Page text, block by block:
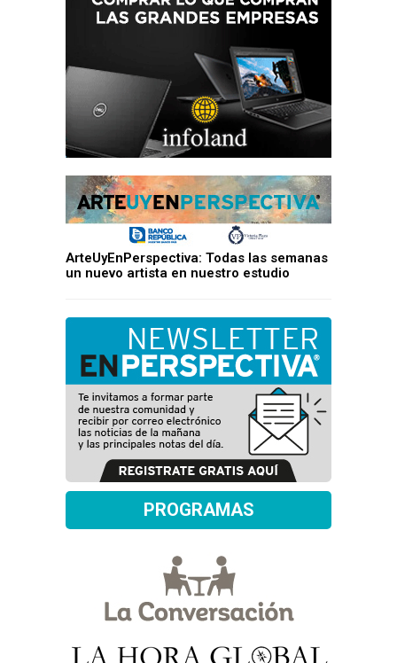
ArteUyEnPerspectiva: Todas las semanas
un nuevo artista en nuestro estudio
PROGRAMAS